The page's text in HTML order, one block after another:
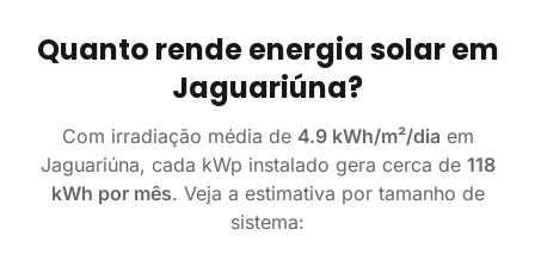
Quanto rende energia solar em
Jaguariúna?
Com irradiação média de 4.9 kWh/m²/dia em
Jaguariúna, cada kWp instalado gera cerca de 118
kWh por mês. Veja a estimativa por tamanho de
sistema: